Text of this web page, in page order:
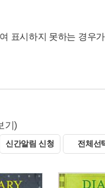
표시하지 못하는 경우
기)
신간알림 신청 전체선